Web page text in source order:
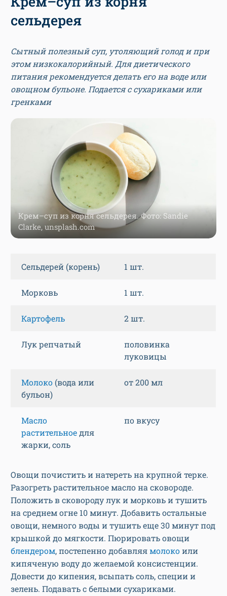
сельдерея
Сытный полезный суп, утоляющий голод и при
этом низкокалорийный. Для диетического
питания рекомендуется делать его на воде или
овощном бульоне. Подается с сухариками или
гренками
Крем–суп из корня сельдерея. Фото: Sandie
Clarke, unsplash.com
Сельдерей (корень) 1 шт.
Морковь 1 шт.
Картофель 2 шт.
Лук репчатый
половинка
луковицы
Молоко (вода или
бульон)
от 200 мл
Масло
растительное для
жарки, соль
по вкусу
Овощи почистить и натереть на крупной терке.
Разогреть растительное масло на сковороде.
Положить в сковороду лук и морковь и тушить
на среднем огне 10 минут. Добавить остальные
овощи, немного воды и тушить еще 30 минут под
крышкой до мягкости. Пюрировать овощи
блендером, постепенно добавляямолокоили
кипяченую воду до желаемой консистенции.
Довести до кипения, всыпать соль, специи и
зелень. Подавать с белыми сухариками.